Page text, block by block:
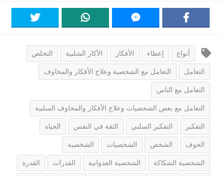
أنواع إعطاء الأفكار الأكار الشلبية التخلص
التعامل التعامل مع الشخصية وعلاج الأفكار والمخاوف
التعامل مع الناس
التعامل مع بعض الشخصيات وعلاج الأفكار والمخاوف السلبية
التفكير التفكير السلبي الثقة في النفس الحياه
الخوف الشخص الشخصيات الشخصية
الشخصية الشكاكة الشخصية العدوانية القدرات القدرة